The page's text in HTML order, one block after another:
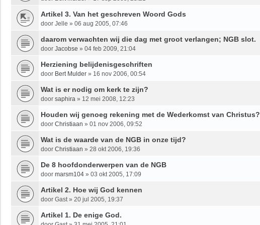
Artikel 3. Van het geschreven Woord Gods
door Jelle » 06 aug 2005, 07:46
daarom verwachten wij die dag met groot verlangen; NGB slot.
door Jacobse » 04 feb 2009, 21:04
Herziening belijdenisgeschriften
door Bert Mulder » 16 nov 2006, 00:54
Wat is er nodig om kerk te zijn?
door saphira » 12 mei 2008, 12:23
Houden wij genoeg rekening met de Wederkomst van Christus?
door Christiaan » 01 nov 2006, 09:52
Wat is de waarde van de NGB in onze tijd?
door Christiaan » 28 okt 2006, 19:36
De 8 hoofdonderwerpen van de NGB
door marsm104 » 03 okt 2005, 17:09
Artikel 2. Hoe wij God kennen
door Gast» 20 jul 2005, 19:37
Artikel 1. De enige God.